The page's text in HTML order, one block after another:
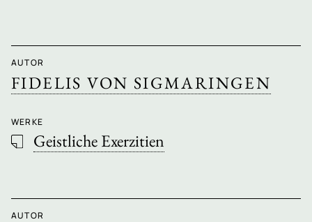
AUTOR
FIDELIS VON SIGMARINGEN
WERKE
Geistliche Exerzitien
AUTOR